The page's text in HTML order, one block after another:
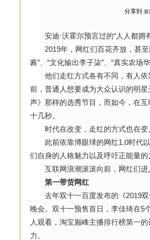
分享到 浙
安迪·沃霍尔预言过的“人人都拥
2019年，网红们百花齐放，甚至
酱”、“文化输出李子柒”、“真实农场华
他们走红方式各有不同，有人依
前，普通人想要成为大众认识的明
声》那样的选秀节目，而如今，在
十几秒。
时代在改变，走红的方式也在变
此前依靠博眼球的网红1.0时代以
们自身的人格魅力以及呼吁正能量的
互联网浪潮滚滚向前，网红们进
第一带货网红
去年双十一百度发布的《2019双
晚会。双十一预售首日，李佳琦在5
人观看，淘宝巅峰主播排行榜第一
力。